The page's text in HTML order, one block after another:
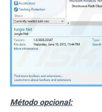
Método opcional: